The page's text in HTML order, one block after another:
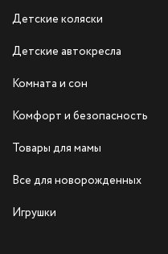
Детские коляски
Детские автокресла
Комната и сон
Комфорт и безопасность
Товары для мамы
Все для новорожденных
Игрушки